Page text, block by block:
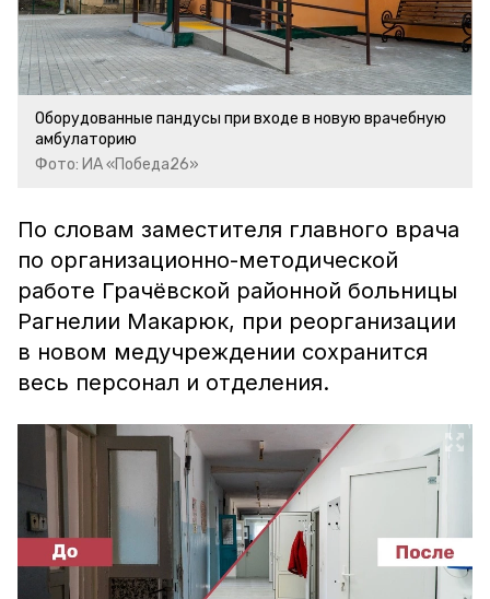
Оборудованные пандусы при входе в новую врачебную
амбулаторию
Фото: ИА «Победа26»
По словам заместителя главного врача
по организационно-методической
работе Грачёвской районной больницы
Рагнелии Макарюк, при реорганизации
в новом медучреждении сохранится
весь персонал и отделения.